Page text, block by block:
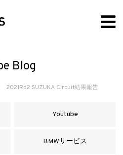
Blog
2021Rd2 SUZUKA Circuit結果報告
Youtube
BMWサービス